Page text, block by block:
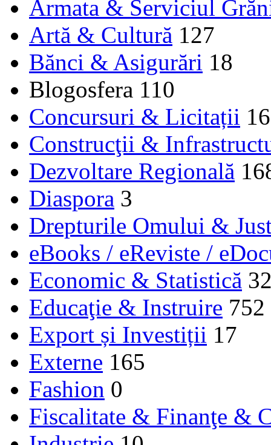
Armata & Serviciul
Artă & Cultură 127
Bănci & Asigurări 18
Blogosfera 110
Concursuri & Licitații 16
Construcţii &
Dezvoltare Regională
Diaspora 3
Drepturile Omului &
eBooks / eReviste /
Economic & Statistică
Educaţie & Instruire 752
Export și Investiții 17
Externe 165
Fashion 0
Fiscalitate & Finanţe &